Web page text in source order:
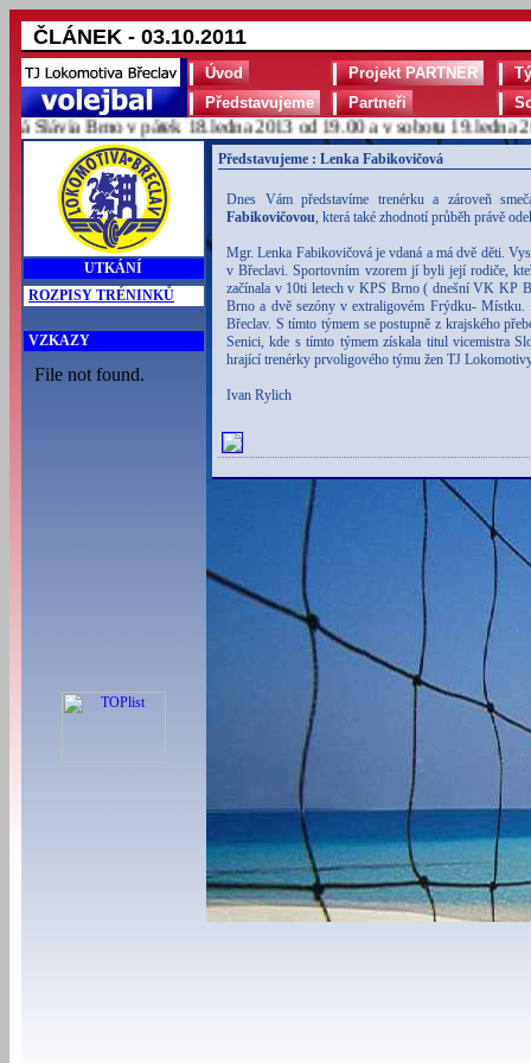
ČLÁNEK - 03.10.2011
Úvod Projekt PARTNER
Představujeme
Partneři
Brno v pátek 18.ledna 2013 od 19.00 a v sobotu 19.ledna
UTKÁNÍ
ROZPISY TRÉNINKŮ
VZKAZY
Představujeme : Lenka Fabikovičová
Dnes Vám představíme trenérku a zároveň
Fabikovičovou, která také zhodnotí průběh právě
Mgr. Lenka Fabikovičová je vdaná a má dvě děti.
v Břeclavi. Sportovním vzorem jí byli její rodiče,
začínala v 10ti letech v KPS Brno ( dnešní VK KP
Brno a dvě sezóny v extraligovém Frýdku- Místku.
Břeclav. S tímto týmem se postupně z krajského
Senici, kde s tímto týmem získala titul vicemistra
hrající trenérky prvoligového týmu žen TJ
Ivan Rylich